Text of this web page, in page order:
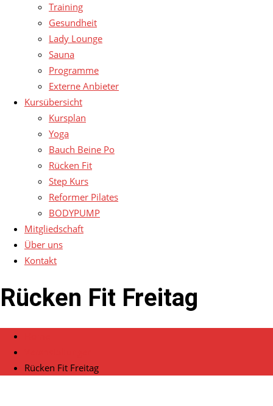
Training
Gesundheit
Lady Lounge
Sauna
Programme
Externe Anbieter
Kursübersicht
Kursplan
Yoga
Bauch Beine Po
Rücken Fit
Step Kurs
Reformer Pilates
BODYPUMP
Mitgliedschaft
Über uns
Kontakt
Rücken Fit Freitag
Rücken Fit Freitag